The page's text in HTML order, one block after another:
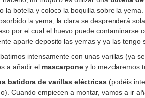
botella y coloco la boquilla sobre la yema.
la yema, la clara se desprenderá
por el cual el huevo puede contaminarse
aparte deposito las yemas y ya las tengo
intensamente con unas varillas (ya
a añadir el mascarpone y lo mezclaremos
batidora de varillas eléctricas (podéis
Cuando empiecen a montar, vamos a ir